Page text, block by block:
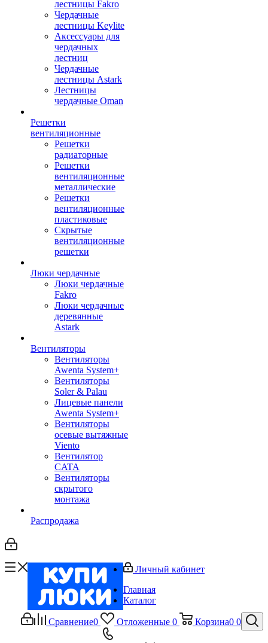
лестницы Fakro
Чердачные
лестницы Keylite
Аксессуары для
чердачных
лестниц
Чердачные
лестницы Astark
Лестницы
чердачные Oman
Решетки
вентиляционные
Решетки
радиаторные
Решетки
вентиляционные
металлические
Решетки
вентиляционные
пластиковые
Скрытые
вентиляционные
решетки
Люки чердачные
Люки чердачные
Fakro
Люки чердачные
деревянные
Astark
Вентиляторы
Вентиляторы
Awenta System+
Вентиляторы
Soler & Palau
Лицевые панели
Awenta System+
Вентиляторы
осевые вытяжные
Viento
Вентилятор
CATA
Вентиляторы
скрытого
монтажа
Распродажа
Сравнение0 Отложенные 0 Корзина0 0
Личный кабинет
Главная
Каталог